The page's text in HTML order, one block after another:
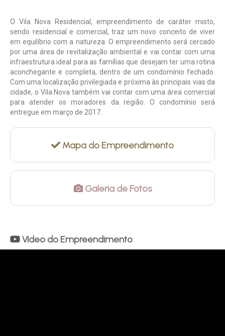
O Vila Nova Residencial, empreendimento de caráter misto,
sendo residencial e comercial, traz um novo conceito de viver
em equilíbrio com a natureza. O empreendimento será cercado
por uma área de revitalização ambiental e vai contar com uma
infraestrutura ideal para as famílias que desejam ter uma rotina
aconchegante e completa, dentro de um condomínio fechado.
Com uma localização privilegiada e próxima às principais vias da
cidade, o Vila Nova também vai contar com uma área comercial
para atender os moradores da região. O condomínio será
entregue em março de 2017.
Mapa do Empreendimento
Galeria de Fotos
Vídeo do Empreendimento